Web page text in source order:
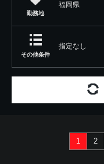
勤務地
福岡県
その他条件
指定なし
1 2